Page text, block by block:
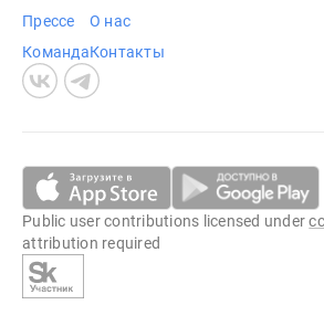
Прессе
Команда
О нас
Контакты
Public user contributions licensed under
attribution required